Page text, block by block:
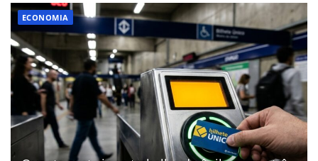
ECONOMIA